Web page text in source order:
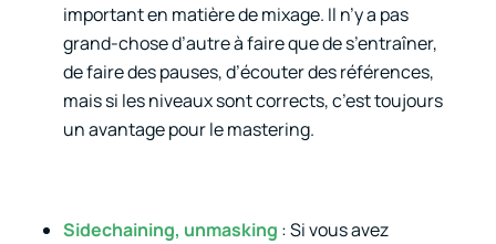
important en matière de mixage. Il n’y a pas
grand-chose d’autre à faire que de s’entraîner,
de faire des pauses, d’écouter des références,
mais si les niveaux sont corrects, c’est toujours
un avantage pour le mastering.
Sidechaining, unmasking : Si vous avez